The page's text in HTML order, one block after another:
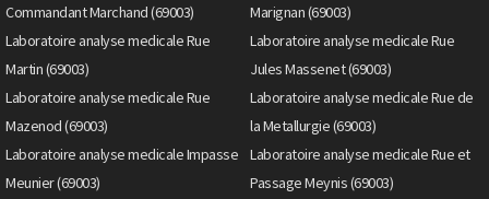
Commandant Marchand (69003)
Marignan (69003)
Laboratoire analyse medicale Rue
Martin (69003)
Laboratoire analyse medicale Rue
Jules Massenet (69003)
Laboratoire analyse medicale Rue
Mazenod (69003)
Laboratoire analyse medicale Rue de
la Metallurgie (69003)
Laboratoire analyse medicale Impasse
Meunier (69003)
Laboratoire analyse medicale Rue et
Passage Meynis (69003)